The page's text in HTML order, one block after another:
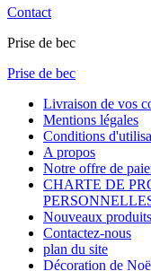
Contact
Prise de bec
Prise de bec
Livraison de vos
Mentions légales
Conditions
A propos
Notre offre de
CHARTE DE
Nouveaux produits
Contactez-nous
plan du site
Décoration de